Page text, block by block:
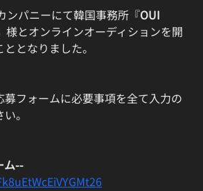
ンパニーにて韓国事務所『OUI
様とオンラインオーディションを開
となりました。
フォームに必要事項を全て入力の
。
ム--